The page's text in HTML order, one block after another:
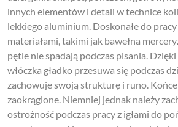
innych elementów i detali w technice
lekkiego aluminium. Doskonałe do pracy
materiałami, takimi jak bawełna
pętle nie spadają podczas pisania.
włóczka gładko przesuwa się podczas
zachowuje swoją strukturę i runo. Końce
zaokrąglone. Niemniej jednak należy
ostrożność podczas pracy z igłami do